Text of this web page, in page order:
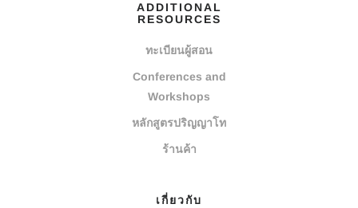
ADDITIONAL
RESOURCES
ทะเบียนผู้สอน
Conferences and
Workshops
หลักสูตรปริญญาโท
ร้านค้า
เกี่ยวกับ